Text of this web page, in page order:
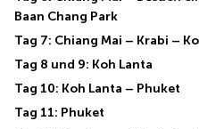
Baan Chang Park
Tag 7: Chiang Mai – Krabi –
Tag 8 und 9: Koh Lanta
Tag 10: Koh Lanta – Phuket
Tag 11: Phuket